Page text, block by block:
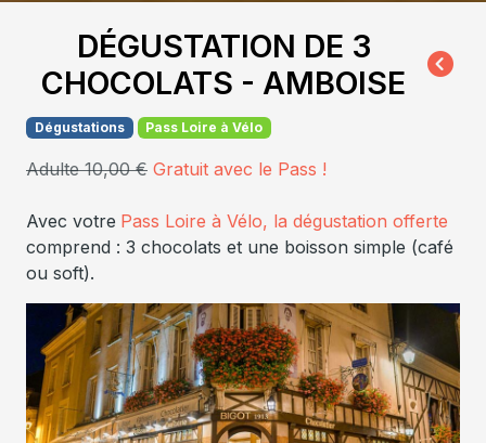
DÉGUSTATION DE 3
CHOCOLATS - AMBOISE
Dégustations Pass Loire à Vélo
Adulte 10,00 € Gratuit avec le Pass !
Avec votre Pass Loire à Vélo, la dégustation offerte
comprend : 3 chocolats et une boisson simple (café
ou soft).